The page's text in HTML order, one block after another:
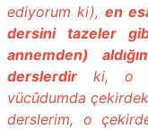
ediyorum ki),en
dersini tazeler
annemden)
derslerdir ki, o
vücûdumda
derslerim, o